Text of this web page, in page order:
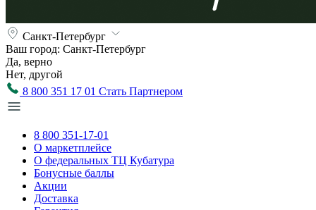
Санкт-Петербург
Ваш город: Санкт-Петербург
Да, верно
Нет, другой
8 800 351 17 01 Стать Партнером
8 800 351-17-01
О маркетплейсе
О федеральных ТЦ Кубатура
Бонусные баллы
Акции
Доставка